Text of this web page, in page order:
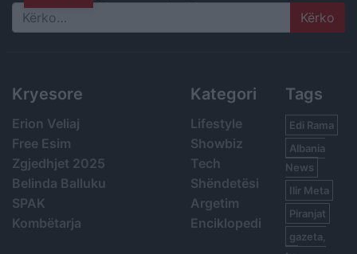
Search
Kryesore
Erion Veliaj
Free Esim
Zgjedhjet 2025
Belinda Balluku
SPAK
Kombëtarja
Kategori
Lifestyle
Showbiz
Tech
Shëndetësi
Argetim
Enciklopedi
Tags
Edi Rama
Albania
News
Ilir Meta
Piranjat
gazeta,